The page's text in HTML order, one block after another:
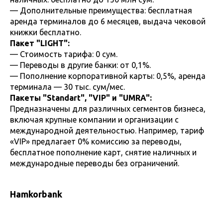
— Дополнительные преимущества: бесплатная
аренда терминалов до 6 месяцев, выдача чековой
книжки бесплатно.
Пакет "LIGHT":
— Стоимость тарифа: 0 сум.
— Переводы в другие банки: от 0,1%.
— Пополнение корпоративной карты: 0,5%, аренда
терминала — 30 тыс. сум/мес.
Пакеты "Standart", "VIP" и "UMRA":
Предназначены для различных сегментов бизнеса,
включая крупные компании и организации с
международной деятельностью. Например, тариф
«VIP» предлагает 0% комиссию за переводы,
бесплатное пополнение карт, снятие наличных и
международные переводы без ограничений.
Hamkorbank